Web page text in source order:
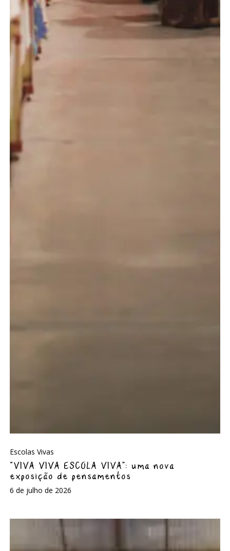
Escolas Vivas
“VIVA VIVA ESCOLA VIVA”: uma nova
exposição de pensamentos
6 de julho de 2026